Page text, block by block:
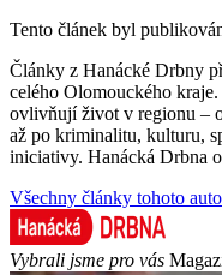
Tento článek byl
Články z Hanácké Drbny
celého Olomouckého
ovlivňují život v regionu –
až po kriminalitu, kulturu,
iniciativy. Hanácká Drbna
Všechny články tohoto
Vybrali jsme pro vás